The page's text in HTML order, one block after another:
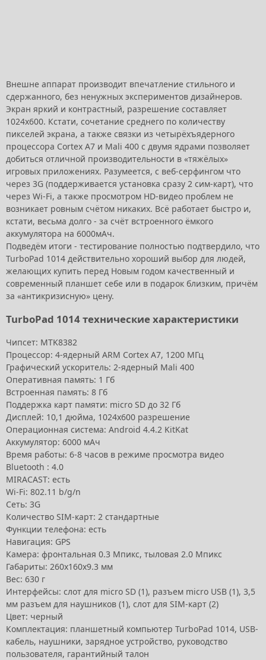
Внешне аппарат производит впечатление стильного и
сдержанного, без ненужных экспериментов дизайнеров.
Экран яркий и контрастный, разрешение составляет
1024х600. Кстати, сочетание среднего по количеству
пикселей экрана, а также связки из четырёхъядерного
процессора Cortex A7 и Mali 400 с двумя ядрами позволяет
добиться отличной производительности в «тяжёлых»
игровых приложениях. Разумеется, с веб-серфингом что
через 3G (поддерживается установка сразу 2 сим-карт), что
через Wi-Fi, а также просмотром HD-видео проблем не
возникает ровным счётом никаких. Всё работает быстро и,
кстати, весьма долго - за счёт встроенного ёмкого
аккумулятора на 6000мАч.
Подведём итоги - тестирование полностью подтвердило, что
TurboPad 1014 действительно хороший выбор для людей,
желающих купить перед Новым годом качественный и
современный планшет себе или в подарок близким, причём
за «антикризисную» цену.
TurboPad 1014 технические характеристики
Чипсет: МТK8382
Процессор: 4-ядерный ARM Cortex A7, 1200 МГц
Графический ускоритель: 2-ядерный Mali 400
Оперативная память: 1 Гб
Встроенная память: 8 Гб
Поддержка карт памяти: micro SD до 32 Гб
Дисплей: 10,1 дюйма, 1024х600 разрешение
Операционная система: Android 4.4.2 KitKat
Аккумулятор: 6000 мАч
Время работы: 6-8 часов в режиме просмотра видео
Bluetooth : 4.0
MIRACAST: есть
Wi-Fi: 802.11 b/g/n
Сеть: 3G
Количество SIM-карт: 2 стандартные
Функции телефона: есть
Навигация: GPS
Камера: фронтальная 0.3 Мпикс, тыловая 2.0 Мпикс
Габариты: 260x160x9.3 мм
Вес: 630 г
Интерфейсы: слот для micro SD (1), разъем micro USB (1), 3,5
мм разъем для наушников (1), слот для SIM-карт (2)
Цвет: черный
Комплектация: планшетный компьютер TurboPad 1014, USB-
кабель, наушники, зарядное устройство, руководство
пользователя, гарантийный талон